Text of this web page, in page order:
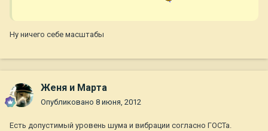
Ну ничего себе масштабы
Женя и Марта
Опубликовано 8 июня, 2012
Есть допустимый уровень шума и вибрации согласно ГОСТа.